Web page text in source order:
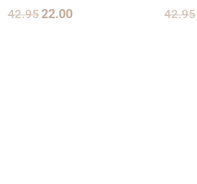
42.9522.00
42.95